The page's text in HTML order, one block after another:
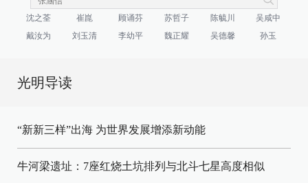
沈之荃 崔崑 顾诵芬 苏哲子 陈毓川
吴咸中
戴汝为
刘玉清 李幼平 魏正耀 吴德馨 孙玉
光明导读
“新新三样”出海 为世界发展增添新动能
牛河梁遗址：7座红烧土坑排列与北斗七星高度相似